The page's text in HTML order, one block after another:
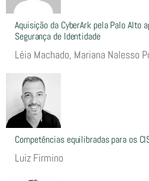
Aquisição da CyberArk pela Palo Alto
Segurança de Identidade
Léia Machado, Mariana Nalesso
Competências equilibradas para os
Luiz Firmino